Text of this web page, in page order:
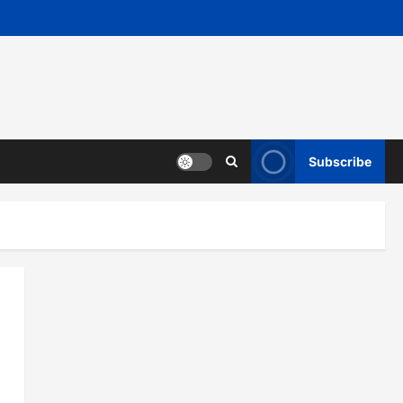
Subscribe